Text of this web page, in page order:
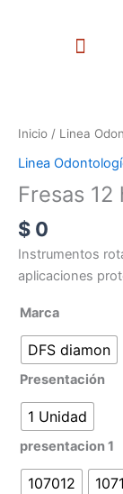
Menu
Inicio / Linea
Linea
Fresas 12
$ 0
Instrumentos
aplicaciones
Marca
DFS diamon
Presentación
1 Unidad
presentacion 1
107012
hojas
cantidad